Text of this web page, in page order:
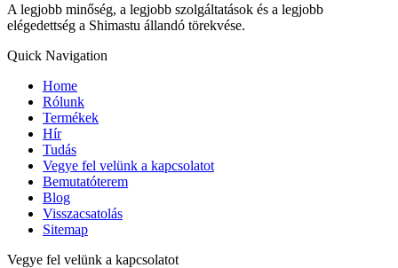
A legjobb minőség, a legjobb szolgáltatások és a legjobb
elégedettség a Shimastu állandó törekvése.
Quick Navigation
Home
Rólunk
Termékek
Hír
Tudás
Vegye fel velünk a kapcsolatot
Bemutatóterem
Blog
Visszacsatolás
Sitemap
Vegye fel velünk a kapcsolatot